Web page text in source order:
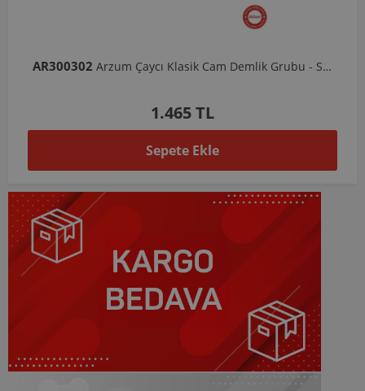
AR300302 Arzum Çaycı Klasik Cam Demlik Grubu - Siyah
1.465 TL
Sepete Ekle